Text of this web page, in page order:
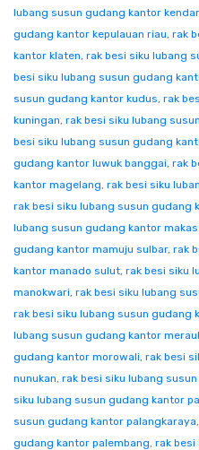
lubang susun gudang kantor
gudang kantor kepulauan riau, rak
kantor klaten, rak besi siku lubang
besi siku lubang susun gudang
susun gudang kantor kudus, rak
kuningan, rak besi siku lubang
besi siku lubang susun gudang
gudang kantor luwuk banggai, rak
kantor magelang, rak besi siku
rak besi siku lubang susun gudang
lubang susun gudang kantor
gudang kantor mamuju sulbar, rak
kantor manado sulut, rak besi siku
manokwari, rak besi siku lubang
rak besi siku lubang susun gudang
lubang susun gudang kantor
gudang kantor morowali, rak besi
nunukan, rak besi siku lubang
siku lubang susun gudang kantor
susun gudang kantor palangkaraya,
gudang kantor palembang, rak besi